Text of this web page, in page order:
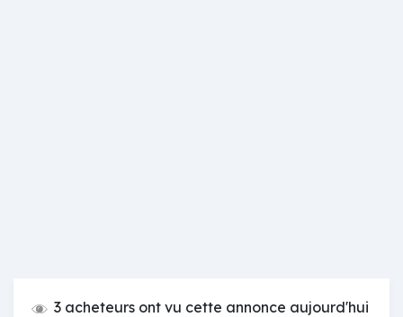
3 acheteurs ont vu cette annonce aujourd'hui